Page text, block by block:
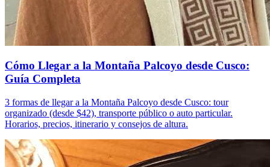
Cómo Llegar a la Montaña Palcoyo desde Cusco:
Guía Completa
3 formas de llegar a la Montaña Palcoyo desde Cusco: tour
organizado (desde $42), transporte público o auto particular.
Horarios, precios, itinerario y consejos de altura.